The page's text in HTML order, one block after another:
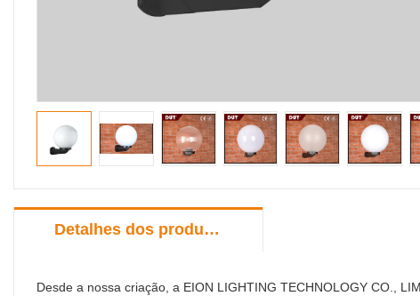
Detalhes dos produtos
Desde a nossa criação, a EION LIGHTING TECHNOLOGY CO.,